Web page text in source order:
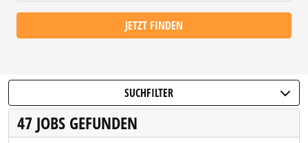
JETZT FINDEN
SUCHFILTER
47 JOBS GEFUNDEN